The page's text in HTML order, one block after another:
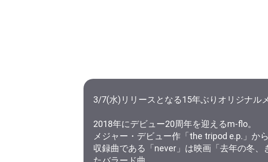
3/7(水)リリースとなる15年ぶりオリジナル
2018年にデビュー20周年を迎えるm-flo。
メジャー・デビュー作「the tripod e.p.」か
収録曲である「never」は映画「去年の冬